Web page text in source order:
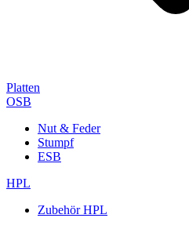
Platten
OSB
Nut & Feder
Stumpf
ESB
HPL
Zubehör HPL